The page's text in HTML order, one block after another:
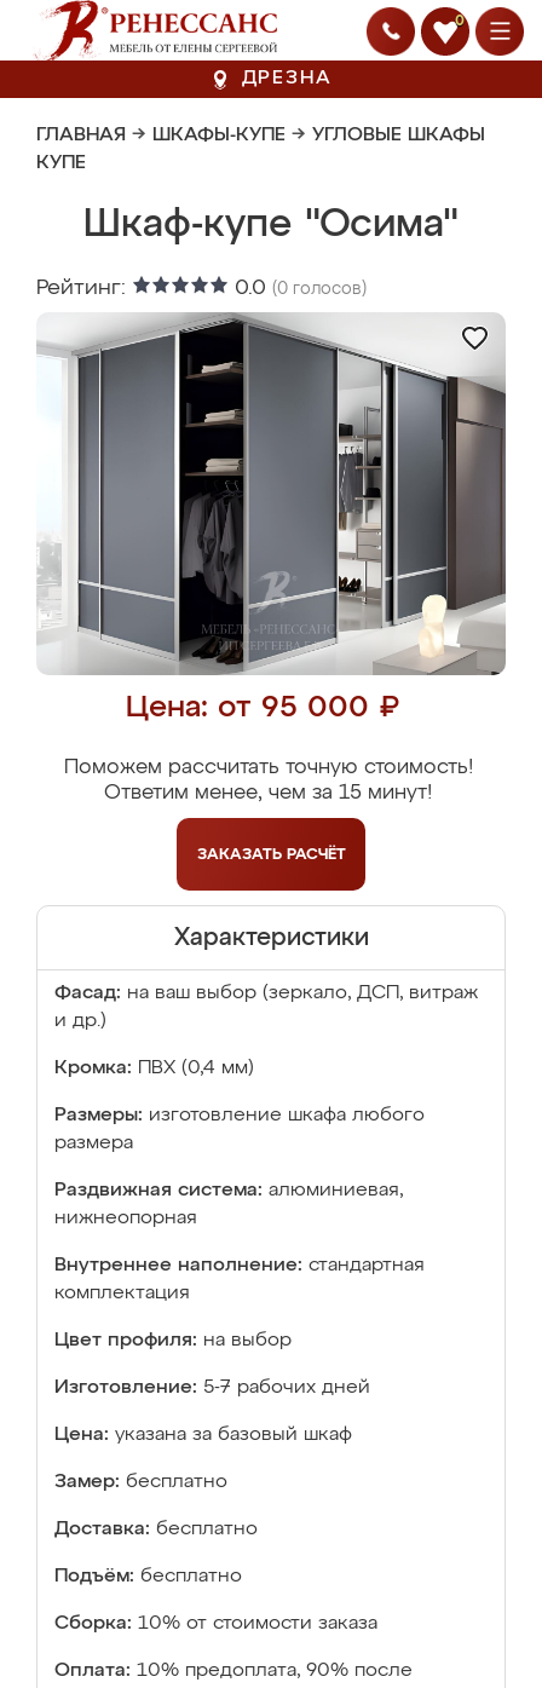
0
ДРЕЗНА
ГЛАВНАЯ → ШКАФЫ-КУПЕ → УГЛОВЫЕ ШКАФЫ
КУПЕ
Шкаф-купе "Осима"
Рейтинг: 0.0 (0 голосов)
Цена: от 95 000 ₽
Поможем рассчитать точную стоимость!
Ответим менее, чем за 15 минут!
ЗАКАЗАТЬ РАСЧЁТ
Характеристики
Фасад: на ваш выбор (зеркало, ДСП, витраж
и др.)
Кромка: ПВХ (0,4 мм)
Размеры: изготовление шкафа любого
размера
Раздвижная система: алюминиевая,
нижнеопорная
Внутреннее наполнение: стандартная
комплектация
Цвет профиля: на выбор
Изготовление: 5-7 рабочих дней
Цена: указана за базовый шкаф
Замер: бесплатно
Доставка: бесплатно
Подъём: бесплатно
Сборка: 10% от стоимости заказа
Оплата: 10% предоплата, 90% после